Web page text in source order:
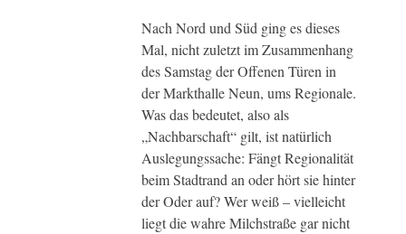
Nach Nord und Süd ging es dieses
Mal, nicht zuletzt im Zusammenhang
des Samstag der Offenen Türen in
der Markthalle Neun, ums Regionale.
Was das bedeutet, also als
„Nachbarschaft“ gilt, ist natürlich
Auslegungssache: Fängt Regionalität
beim Stadtrand an oder hört sie hinter
der Oder auf? Wer weiß – vielleicht
liegt die wahre Milchstraße gar nicht